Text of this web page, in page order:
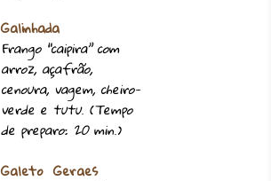
Galinhada
Frango “caipira” com
arroz, açafrão,
cenoura, vagem, cheiro-
verde e tutu. (Tempo
de preparo: 20 min.)
Galeto Geraes